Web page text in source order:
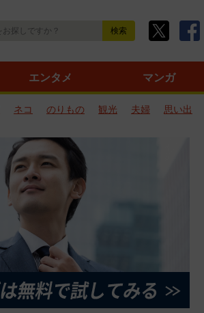
エンタメ マンガ
ネコ のりもの 観光 夫婦
思い出